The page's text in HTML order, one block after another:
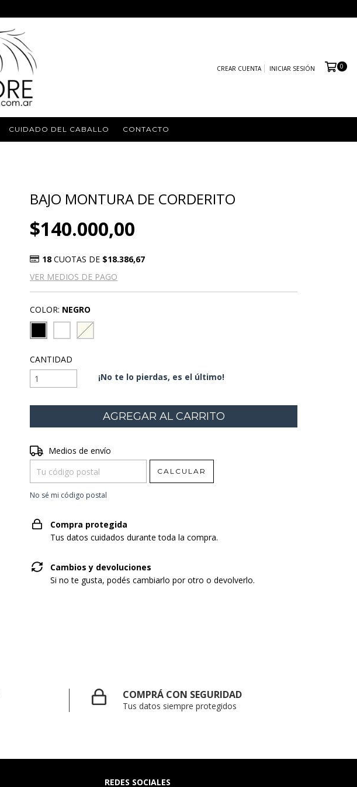
CREAR CUENTA INICIAR SESIÓN 0
CUIDADO DEL CABALLO CONTACTO
BAJO MONTURA DE CORDERITO
$140.000,00
18 CUOTAS DE $18.386,67
VER MEDIOS DE PAGO
COLOR: NEGRO
CANTIDAD
¡No te lo pierdas, es el último!
Entregas para el CP:
Medios de envío
CALCULAR
No sé mi código postal
Compra protegida
Tus datos cuidados durante toda la compra.
Cambios y devoluciones
Si no te gusta, podés cambiarlo por otro o devolverlo.
COMPRÁ CON SEGURIDAD
Tus datos siempre protegidos
REDES SOCIALES